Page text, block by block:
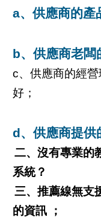
a、供應商的產
b、供應商老闆
c、供應商的經
好；
d、供應商提供
二、沒有專業
系統？
三、推薦線無支
的資訊 ；